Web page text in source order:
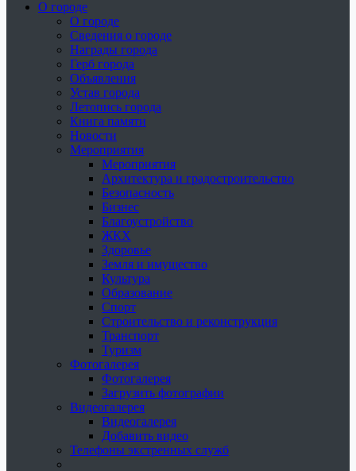
О городе
О городе
Сведения о городе
Награды города
Герб города
Объявления
Устав города
Летопись города
Книга памяти
Новости
Мероприятия
Мероприятия
Архитектура и градостроительство
Безопасность
Бизнес
Благоустройство
ЖКХ
Здоровье
Земля и имущество
Культура
Образование
Спорт
Строительство и реконструкция
Транспорт
Туризм
Фотогалерея
Фотогалерея
Загрузить фотографии
Видеогалерея
Видеогалерея
Добавить видео
Телефоны экстренных служб